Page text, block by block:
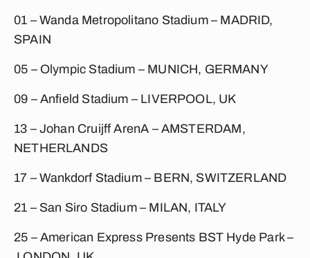
01 – Wanda Metropolitano Stadium – MADRID,
SPAIN
05 – Olympic Stadium – MUNICH, GERMANY
09 – Anfield Stadium –LIVERPOOL, UK
13 – Johan Cruijff ArenA –AMSTERDAM,
NETHERLANDS
17 – Wankdorf Stadium – BERN, SWITZERLAND
21 – San Siro Stadium – MILAN, ITALY
25 – American Express Presents BST Hyde Park –